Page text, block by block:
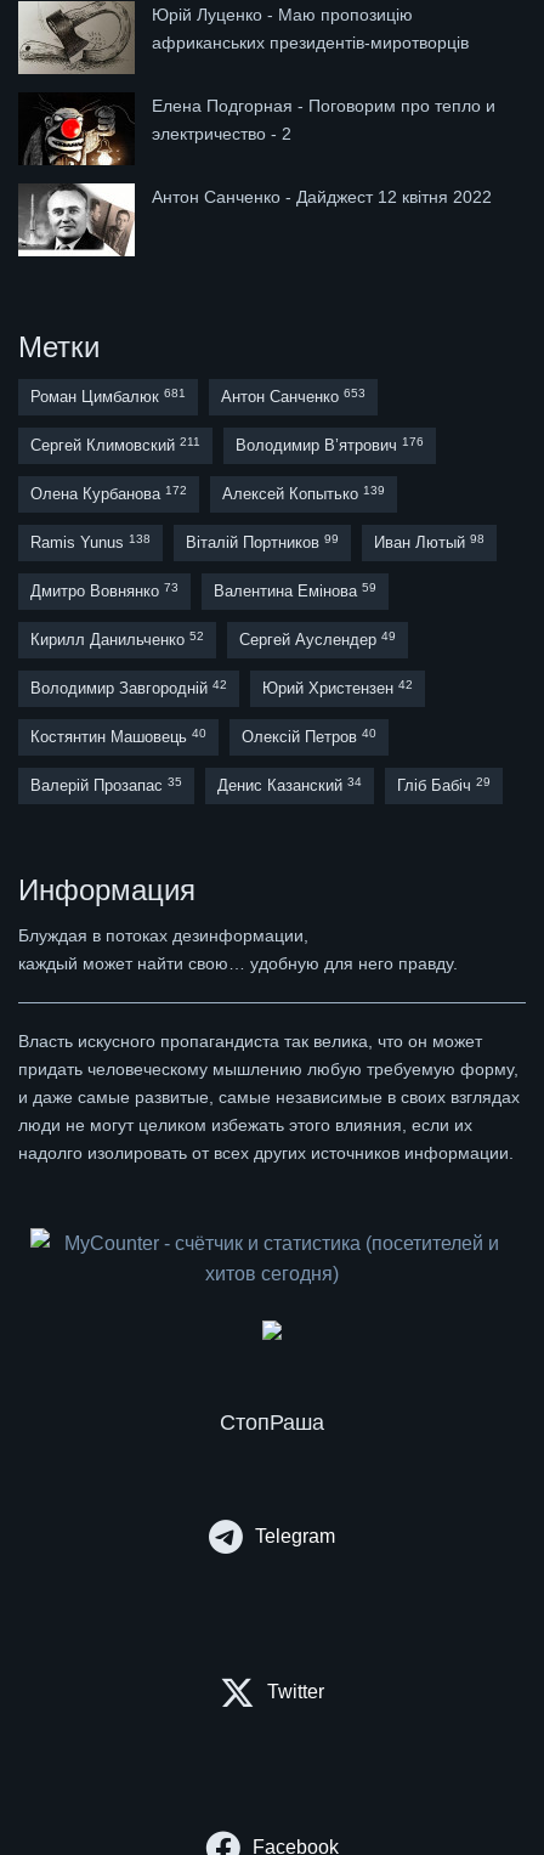
Юрій Луценко - Маю пропозицію
африканських президентів-миротворців
Елена Подгорная - Поговорим про тепло и
электричество - 2
Антон Санченко - Дайджест 12 квітня 2022
Метки
Роман Цимбалюк 681 Антон Санченко 653
Сергей Климовский 211 Володимир В’ятрович 176
Олена Курбанова 172 Алексей Копытько 139
Ramis Yunus 138 Віталій Портников 99 Иван Лютый 98
Дмитро Вовнянко 73 Валентина Емінова 59
Кирилл Данильченко 52 Сергей Ауслендер 49
Володимир Завгородній 42 Юрий Христензен 42
Костянтин Машовець 40 Олексій Петров 40
Валерій Прозапас 35 Денис Казанский 34 Гліб Бабіч 29
Информация
Блуждая в потоках дезинформации,
каждый может найти свою… удобную для него правду.
Власть искусного пропагандиста так велика, что он может
придать человеческому мышлению любую требуемую форму,
и даже самые развитые, самые независимые в своих взглядах
люди не могут целиком избежать этого влияния, если их
надолго изолировать от всех других источников информации.
СтопРаша
Telegram
Twitter
Facebook